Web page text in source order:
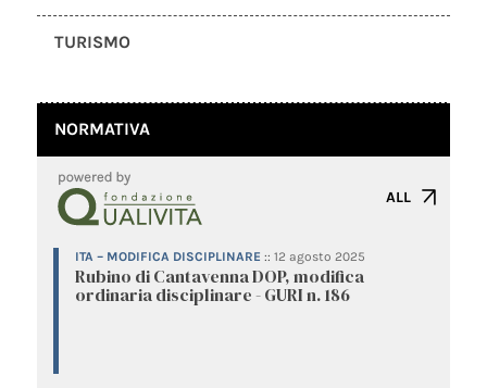
TURISMO
NORMATIVA
ALL
ITA – MODIFICA DISCIPLINARE :: 12 agosto 2025
Rubino di Cantavenna DOP, modifica
ordinaria disciplinare - GURI n. 186